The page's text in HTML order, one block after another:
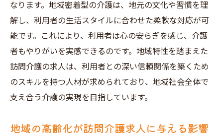
地域特性を活かした夜勤介護のスキルアッ
プ法
神戸市兵庫区の訪問介護で求められるプロ
フェッショナリズム
訪問介護求人の応募に必要なステップと成功へ
なります。地域密着型の介護は、地元の文化や習慣を理
解し、利用者の生活スタイルに合わせた柔軟な対応が可
能です。これにより、利用者は心の安らぎを感じ、介護
者もやりがいを実感できるのです。地域特性を踏まえた
訪問介護の求人は、利用者との深い信頼関係を築くため
のスキルを持つ人材が求められており、地域社会全体で
支え合う介護の実現を目指しています。
地域の高齢化が訪問介護求人に与える影響